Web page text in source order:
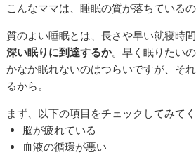
こんなママは、睡眠の質が落ちているの
質のよい睡眠とは、長さや早い就寝時間
深い眠りに到達するか。早く眠りたい
かなか眠れないのはつらいですが、そ
るから。
まず、以下の項目をチェックしてみてく
脳が疲れている
血液の循環が悪い